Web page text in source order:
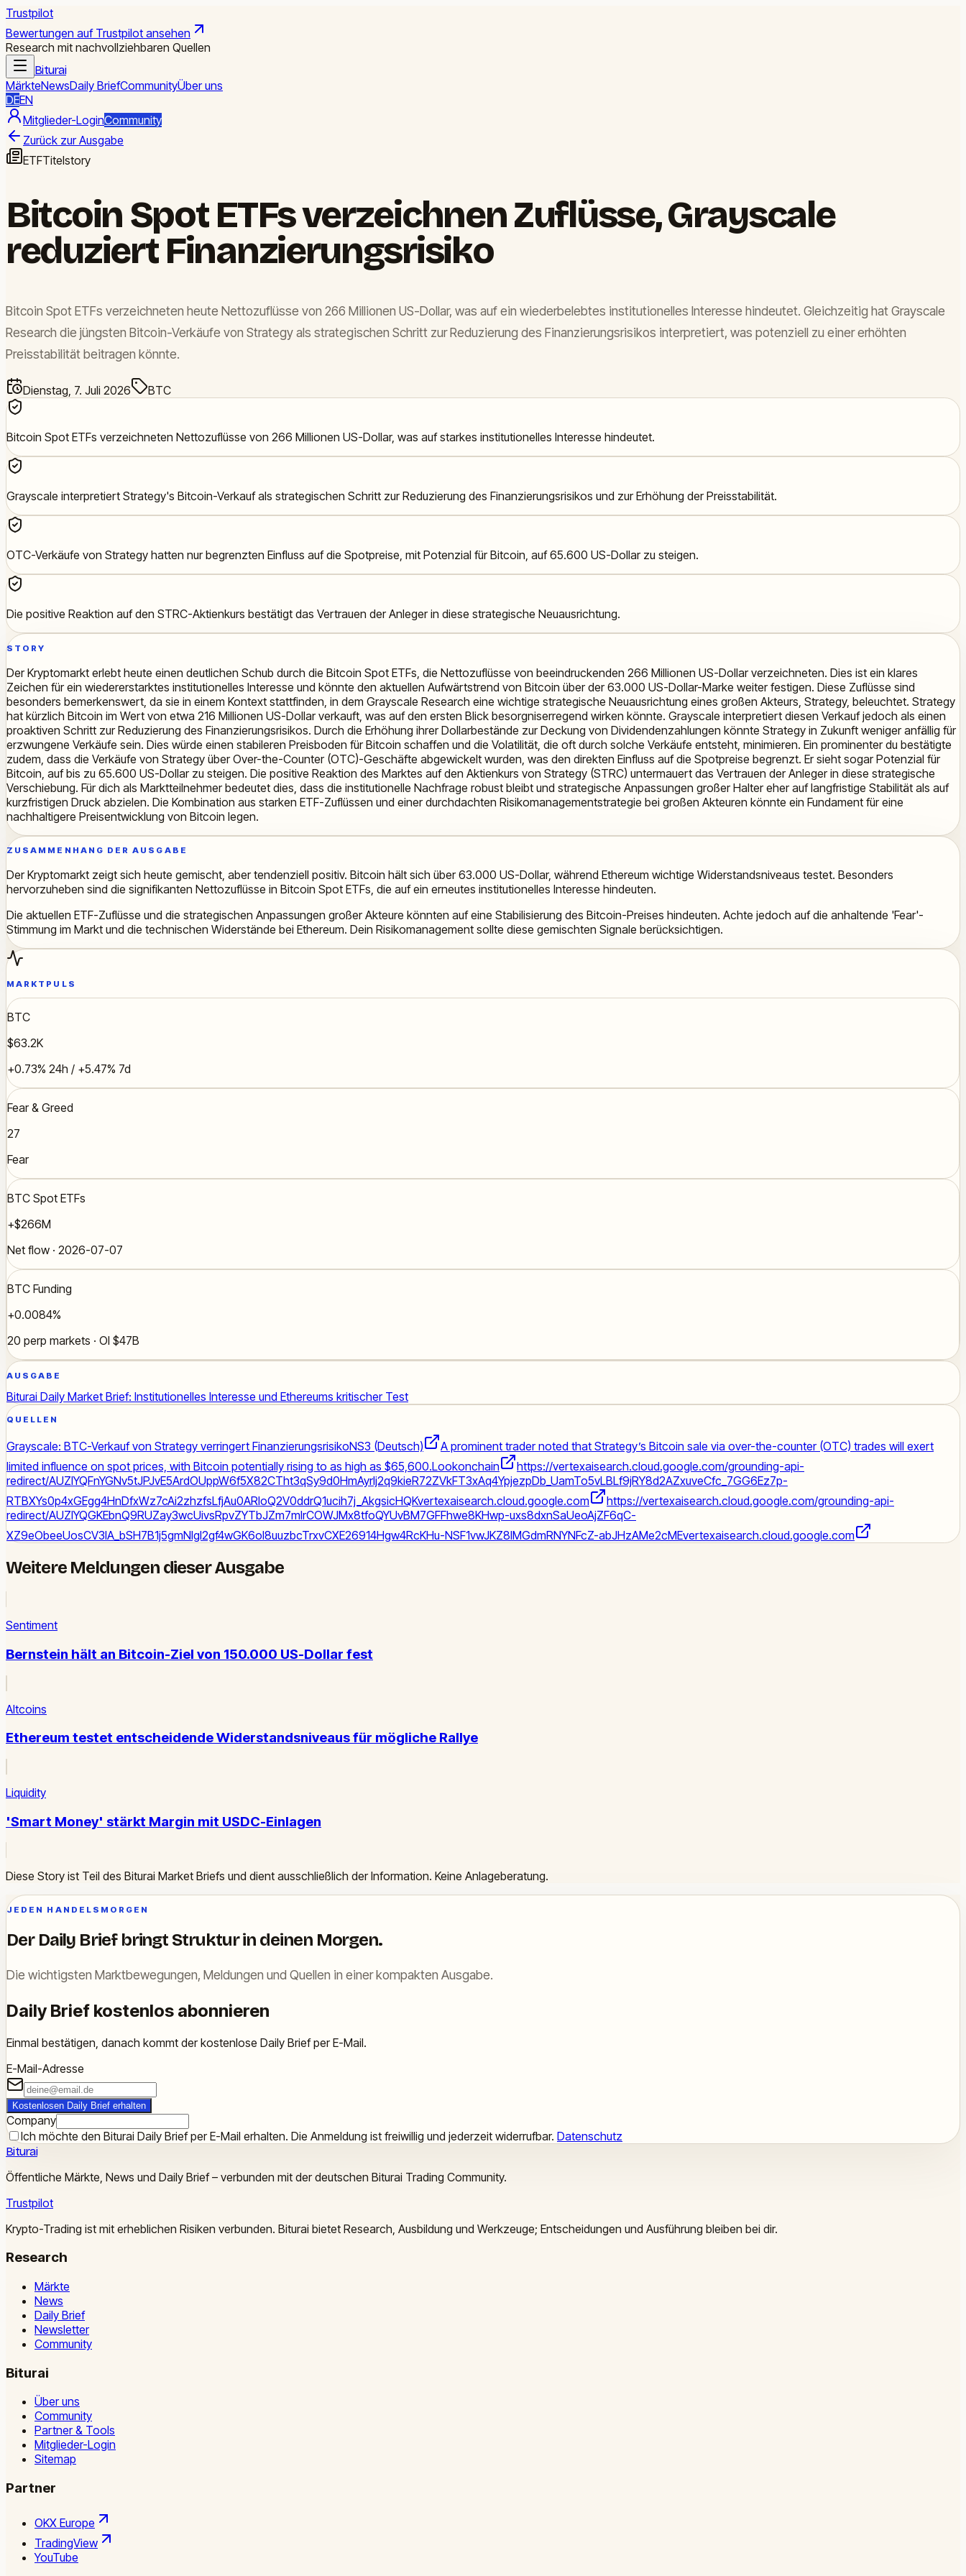
Trustpilot
Bewertungen auf Trustpilot ansehen
Research mit nachvollziehbaren Quellen
Biturai
MärkteNewsDaily BriefCommunityÜber uns
DEEN
Mitglieder-LoginCommunity
Zurück zur Ausgabe
ETFTitelstory
Bitcoin Spot ETFs verzeichnen Zuflüsse, Grayscale
reduziert Finanzierungsrisiko
Bitcoin Spot ETFs verzeichneten heute Nettozuflüsse von 266 Millionen US-Dollar, was auf ein wiederbelebtes institutionelles Interesse hindeutet. Gleichzeitig hat Grayscale
Research die jüngsten Bitcoin-Verkäufe von Strategy als strategischen Schritt zur Reduzierung des Finanzierungsrisikos interpretiert, was potenziell zu einer erhöhten
Preisstabilität beitragen könnte.
Dienstag, 7. Juli 2026 BTC
Bitcoin Spot ETFs verzeichneten Nettozuflüsse von 266 Millionen US-Dollar, was auf starkes institutionelles Interesse hindeutet.
Grayscale interpretiert Strategy's Bitcoin-Verkauf als strategischen Schritt zur Reduzierung des Finanzierungsrisikos und zur Erhöhung der Preisstabilität.
OTC-Verkäufe von Strategy hatten nur begrenzten Einfluss auf die Spotpreise, mit Potenzial für Bitcoin, auf 65.600 US-Dollar zu steigen.
Die positive Reaktion auf den STRC-Aktienkurs bestätigt das Vertrauen der Anleger in diese strategische Neuausrichtung.
STORY
Der Kryptomarkt erlebt heute einen deutlichen Schub durch die Bitcoin Spot ETFs, die Nettozuflüsse von beeindruckenden 266 Millionen US-Dollar verzeichneten. Dies ist ein klares
Zeichen für ein wiedererstarktes institutionelles Interesse und könnte den aktuellen Aufwärtstrend von Bitcoin über der 63.000 US-Dollar-Marke weiter festigen. Diese Zuflüsse sind
besonders bemerkenswert, da sie in einem Kontext stattfinden, in dem Grayscale Research eine wichtige strategische Neuausrichtung eines großen Akteurs, Strategy, beleuchtet. Strategy
hat kürzlich Bitcoin im Wert von etwa 216 Millionen US-Dollar verkauft, was auf den ersten Blick besorgniserregend wirken könnte. Grayscale interpretiert diesen Verkauf jedoch als einen
proaktiven Schritt zur Reduzierung des Finanzierungsrisikos. Durch die Erhöhung ihrer Dollarbestände zur Deckung von Dividendenzahlungen könnte Strategy in Zukunft weniger anfällig für
erzwungene Verkäufe sein. Dies würde einen stabileren Preisboden für Bitcoin schaffen und die Volatilität, die oft durch solche Verkäufe entsteht, minimieren. Ein prominenter du bestätigte
zudem, dass die Verkäufe von Strategy über Over-the-Counter (OTC)-Geschäfte abgewickelt wurden, was den direkten Einfluss auf die Spotpreise begrenzt. Er sieht sogar Potenzial für
Bitcoin, auf bis zu 65.600 US-Dollar zu steigen. Die positive Reaktion des Marktes auf den Aktienkurs von Strategy (STRC) untermauert das Vertrauen der Anleger in diese strategische
Verschiebung. Für dich als Marktteilnehmer bedeutet dies, dass die institutionelle Nachfrage robust bleibt und strategische Anpassungen großer Halter eher auf langfristige Stabilität als auf
kurzfristigen Druck abzielen. Die Kombination aus starken ETF-Zuflüssen und einer durchdachten Risikomanagementstrategie bei großen Akteuren könnte ein Fundament für eine
nachhaltigere Preisentwicklung von Bitcoin legen.
ZUSAMMENHANG DER AUSGABE
Der Kryptomarkt zeigt sich heute gemischt, aber tendenziell positiv. Bitcoin hält sich über 63.000 US-Dollar, während Ethereum wichtige Widerstandsniveaus testet. Besonders
hervorzuheben sind die signifikanten Nettozuflüsse in Bitcoin Spot ETFs, die auf ein erneutes institutionelles Interesse hindeuten.
Die aktuellen ETF-Zuflüsse und die strategischen Anpassungen großer Akteure könnten auf eine Stabilisierung des Bitcoin-Preises hindeuten. Achte jedoch auf die anhaltende 'Fear'-
Stimmung im Markt und die technischen Widerstände bei Ethereum. Dein Risikomanagement sollte diese gemischten Signale berücksichtigen.
MARKTPULS
BTC
$63.2K
+0.73% 24h / +5.47% 7d
Fear & Greed
27
Fear
BTC Spot ETFs
+$266M
Net flow · 2026-07-07
BTC Funding
+0.0084%
20 perp markets · OI $47B
AUSGABE
Biturai Daily Market Brief: Institutionelles Interesse und Ethereums kritischer Test
QUELLEN
Grayscale: BTC-Verkauf von Strategy verringert FinanzierungsrisikoNS3 (Deutsch)
A prominent trader noted that Strategy’s Bitcoin sale via over-the-counter (OTC) trades will exert
limited influence on spot prices, with Bitcoin potentially rising to as high as $65,600.Lookonchain
https://vertexaisearch.cloud.google.com/grounding-api-
redirect/AUZIYQFnYGNv5tJPJvE5ArdOUppW6f5X82CTht3qSy9d0HmAyrlj2q9kieR72ZVkFT3xAq4YpjezpDb_UamTo5vLBLf9jRY8d2AZxuveCfc_7GG6Ez7p-
RTBXYs0p4xGEgg4HnDfxWz7cAi2zhzfsLfjAu0ARloQ2V0ddrQ1ucih7j_AkgsicHQKvertexaisearch.cloud.google.com
https://vertexaisearch.cloud.google.com/grounding-api-
redirect/AUZIYQGKEbnQ9RUZay3wcUivsRpvZYTbJZm7mIrCOWJMx8tfoQYUvBM7GFFhwe8KHwp-uxs8dxnSaUeoAjZF6qC-
XZ9eObeeUosCV3IA_bSH7B1j5gmNIgI2gf4wGK6ol8uuzbcTrxvCXE26914Hgw4RcKHu-NSF1vwJKZ8IMGdmRNYNFcZ-abJHzAMe2cMEvertexaisearch.cloud.google.com
Weitere Meldungen dieser Ausgabe
Sentiment
Bernstein hält an Bitcoin-Ziel von 150.000 US-Dollar fest
Altcoins
Ethereum testet entscheidende Widerstandsniveaus für mögliche Rallye
Liquidity
'Smart Money' stärkt Margin mit USDC-Einlagen
Diese Story ist Teil des Biturai Market Briefs und dient ausschließlich der Information. Keine Anlageberatung.
JEDEN HANDELSMORGEN
Der Daily Brief bringt Struktur in deinen Morgen.
Die wichtigsten Marktbewegungen, Meldungen und Quellen in einer kompakten Ausgabe.
Daily Brief kostenlos abonnieren
Einmal bestätigen, danach kommt der kostenlose Daily Brief per E-Mail.
E-Mail-Adresse
Kostenlosen Daily Brief erhalten
Company
Ich möchte den Biturai Daily Brief per E-Mail erhalten. Die Anmeldung ist freiwillig und jederzeit widerrufbar. Datenschutz
Biturai
Öffentliche Märkte, News und Daily Brief – verbunden mit der deutschen Biturai Trading Community.
Trustpilot
Krypto-Trading ist mit erheblichen Risiken verbunden. Biturai bietet Research, Ausbildung und Werkzeuge; Entscheidungen und Ausführung bleiben bei dir.
Research
Märkte
News
Daily Brief
Newsletter
Community
Biturai
Über uns
Community
Partner & Tools
Mitglieder-Login
Sitemap
Partner
OKX Europe
TradingView
YouTube